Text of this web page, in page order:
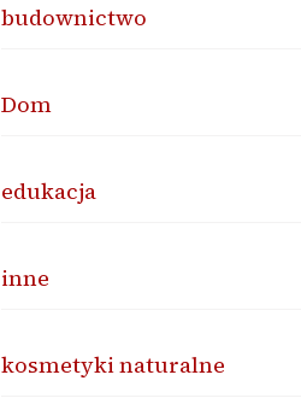
budownictwo
Dom
edukacja
inne
kosmetyki naturalne